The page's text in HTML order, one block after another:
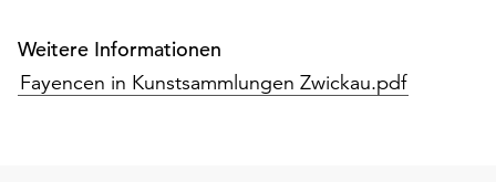
der
die
Weitere Informationen
Fayencen in Kunstsammlungen Zwickau.pdf